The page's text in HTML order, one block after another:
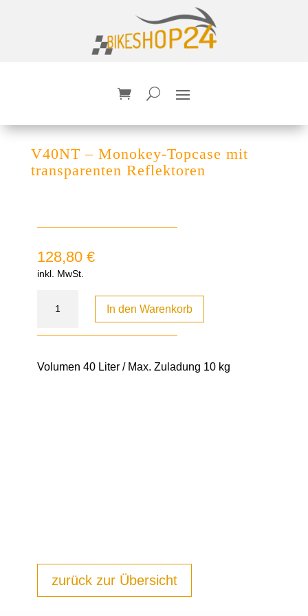
V40NT – Monokey-Topcase mit
transparenten Reflektoren
128,80 €
inkl. MwSt.
In den Warenkorb
Volumen 40 Liter / Max. Zuladung 10 kg
zurück zur Übersicht